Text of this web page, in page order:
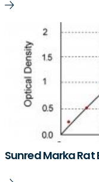
Sunred Marka Rat